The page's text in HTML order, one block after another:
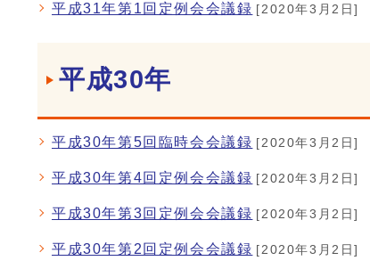
平成31年第1回定例会会議録 [2020年3月2日]
平成30年
平成30年第5回臨時会会議録 [2020年3月2日]
平成30年第4回定例会会議録 [2020年3月2日]
平成30年第3回定例会会議録 [2020年3月2日]
平成30年第2回定例会会議録 [2020年3月2日]